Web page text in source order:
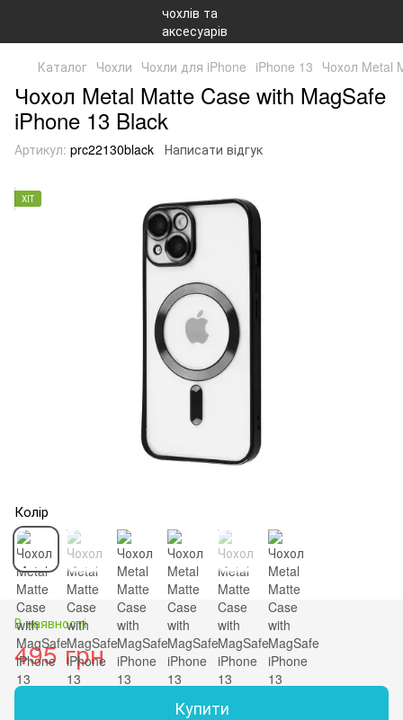
Каталог Чохли Чохли для iPhone iPhone 13 Чохол Metal
Чохол Metal Matte Case with MagSafe
iPhone 13 Black
Артикул: prc22130black Написати відгук
ХІТ
Колір
В наявності
495 грн
Купити